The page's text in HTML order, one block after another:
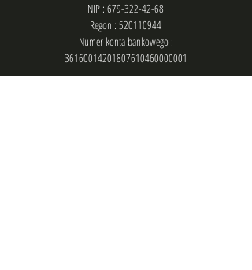
NIP : 679-322-42-68
Regon : 520110944
Numer konta bankowego :
36160014201807610460000001